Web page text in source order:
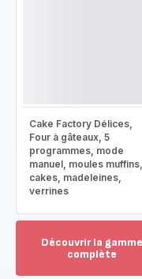
Cake Factory Délices,
Four à gâteaux, 5
programmes, mode
manuel, moules muffins,
cakes, madeleines,
verrines
Découvrir la gamme
complète